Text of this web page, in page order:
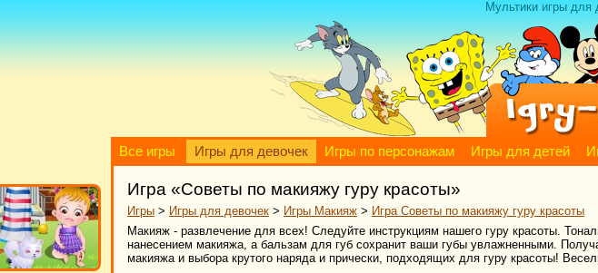
Мультики игры для
Все игры Игры для девочек Игры по персонажам Игры для детей
Игра «Советы по макияжу гуру красоты»
Игры > Игры для девочек > Игры Макияж > Игра Советы по макияжу гуру красоты
Макияж - развлечение для всех! Следуйте инструкциям нашего гуру красоты.
нанесением макияжа, а бальзам для губ сохранит ваши губы увлажненными.
макияжа и выбора крутого наряда и прически, подходящих для гуру красоты!